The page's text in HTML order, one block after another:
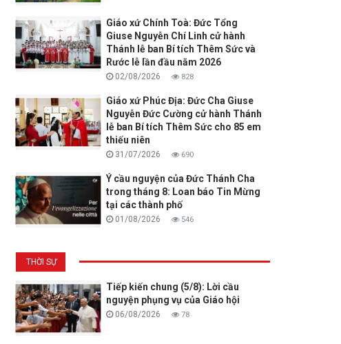
Giáo xứ Chính Toà: Đức Tổng
Giuse Nguyễn Chí Linh cử hành
Thánh lễ ban Bí tích Thêm Sức và
Rước lễ lần đầu năm 2026
02/08/2026 828
Giáo xứ Phúc Địa: Đức Cha Giuse
Nguyễn Đức Cường cử hành Thánh
lễ ban Bí tích Thêm Sức cho 85 em
thiếu niên
31/07/2026 690
Ý cầu nguyện của Đức Thánh Cha
trong tháng 8: Loan báo Tin Mừng
tại các thành phố
01/08/2026 546
THỜI SỰ
Tiếp kiến chung (5/8): Lời cầu
nguyện phụng vụ của Giáo hội
06/08/2026 78